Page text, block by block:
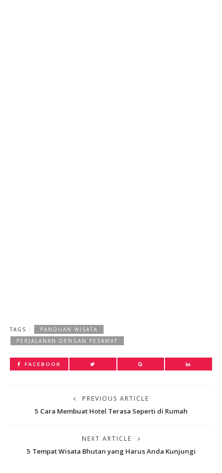
TAGS :
PANDUAN WISATA
PERJALANAN DENGAN PESAWAT
FACEBOOK
PREVIOUS ARTICLE
5 Cara Membuat Hotel Terasa Seperti di Rumah
NEXT ARTICLE
5 Tempat Wisata Bhutan yang Harus Anda Kunjungi